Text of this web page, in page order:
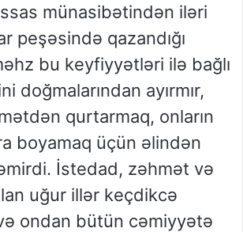
münasibətindən iləri
peşəsində qazandığı
bu keyfiyyətləri ilə bağlı
doğmalarından ayırmır,
qurtarmaq, onların
boyamaq üçün əlindən
İstedad, zəhmət və
uğur illər keçdikcə
ondan bütün cəmiyyətə